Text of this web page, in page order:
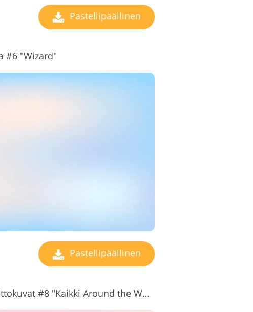
Pastellipäällinen
#6 "Wizard"
Pastellipäällinen
#8 "Kaikki Around the World"